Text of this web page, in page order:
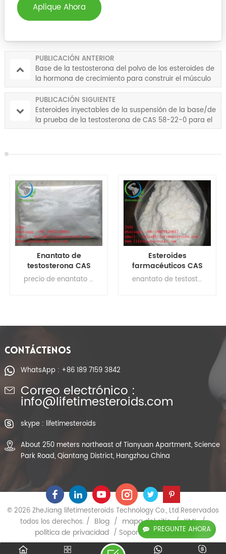
PREGUNTE AHORA
Aplique Ahora
PUBLICACIÓN ANTERIOR
Base de la testosterona del polvo de los esteroides de
la hormona de crecimiento para construir el músculo
PUBLICACIÓN SIGUIENTE
Esteroides inyectables de la suspensión de la base/de
la prueba de la testosterona de CAS 58-22-0 para el
músculo constructivo
Esteroides
farmacéuticos CAS
315-37-7 de
Enanthate de la
prueba de Enanthate
de la testosterona
hormona masculina
CONTÁCTENOS
WhatsApp : +86 189 7159 3842
Correo electrónico :
info@lifetimesteroids.com
skype : lifetimesteroids
About 250 meters northeast of Tianyuan Apartment, Science
Park Road, Qiantang District, Hangzhou China
© 2026 ZheJiang lifetimesteroids Technology Co., Ltd.Reservados
todos los derechos. / Blog / mapa del sitio / XML /
política de privacidad / Soporta red IPv6